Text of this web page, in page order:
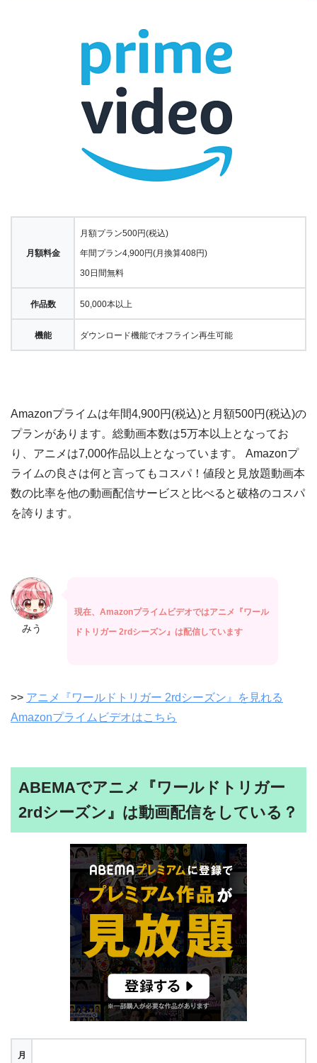
月額料金
月額プラン500円(税込)
年間プラン4,900円(月換算408円)
30日間無料
作品数 50,000本以上
機能 ダウンロード機能でオフライン再生可能
Amazonプライムは年間4,900円(税込)と月額500円(税込)の
プランがあります。総動画本数は5万本以上となってお
り、アニメは7,000作品以上となっています。 Amazonプ
ライムの良さは何と言ってもコスパ！値段と見放題動画本
数の比率を他の動画配信サービスと比べると破格のコスパ
を誇ります。
みう
現在、Amazonプライムビデオではアニメ『ワール
ドトリガー 2rdシーズン』は配信しています
>> アニメ『ワールドトリガー 2rdシーズン』を見れる
Amazonプライムビデオはこちら
ABEMAでアニメ『ワールドトリガー
2rdシーズン』は動画配信をしている？
月